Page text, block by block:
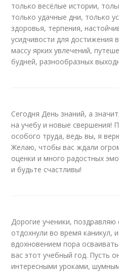
только весёлые истории,
только удачные дни, только
здоровья, терпения,
усидчивости для достижения
массу ярких увлечений,
будней, разнообразных
Сегодня День знаний, а
на учебу и новые свершения!
особого труда, ведь вы, я
Желаю, чтобы вас ждали
оценки и много радостных
и будьте счастливы!
Дорогие ученики,
отдохнули во время каникул,
вдохновением пора
вас этот учебный год. Пусть
интересными уроками,